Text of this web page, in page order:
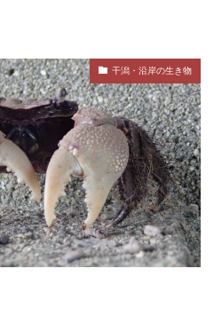
干潟・沿岸の生き物